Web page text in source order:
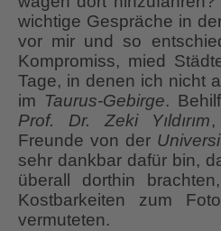
wichtige Gespräche in
vor mir und so
Kompromiss, mied
Tage, in denen ich nicht
im Taurus-Gebirge.
Prof. Dr. Zeki Yıldırım
Freunde von der
sehr dankbar dafür bin,
überall dorthin
Kostbarkeiten zum
vermuteten.